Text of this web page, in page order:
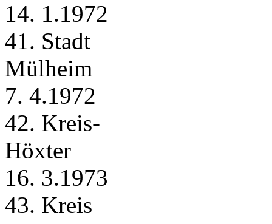
14. 1.1972
41. Stadt
Mülheim
7. 4.1972
42. Kreis-
Höxter
16. 3.1973
43. Kreis